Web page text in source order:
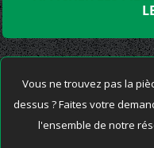
Vous ne trouvez pas la
dessus ? Faites votre
l'ensemble de notre